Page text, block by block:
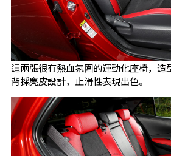
這兩張很有熱血氛圍的運動化座椅，造
背採麂皮設計，止滑性表現出色。